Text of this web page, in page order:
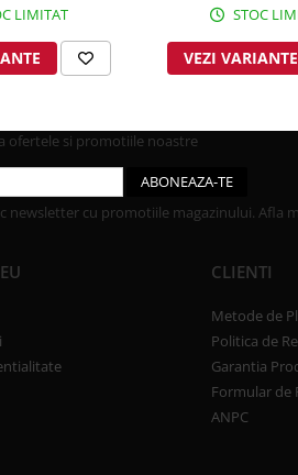
LIMITAT STOC
VEZI VARIANTE
ofertele si promotiile noastre
newsletter cu promotiile magazinului. Afla
CLIENTI
Metode de
Politica de
Garantia
Formular de
ANPC